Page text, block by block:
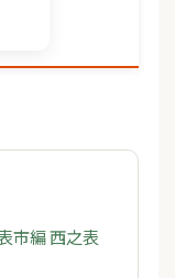
市編 西之表